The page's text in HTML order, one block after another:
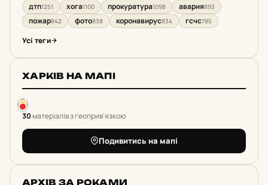
дтп1251 хога1100 прокуратура1098 авария893
пожар842 фото838 коронавирус834 гсчс785
Усі теги
ХАРКІВ НА МАПІ
30матеріалів з геоприв'язкою
Подивитись на мапі
АРХІВ ЗА РОКАМИ